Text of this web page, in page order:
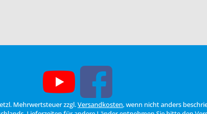
Mehrwertsteuer zzgl.Versandkosten, wenn nicht anders